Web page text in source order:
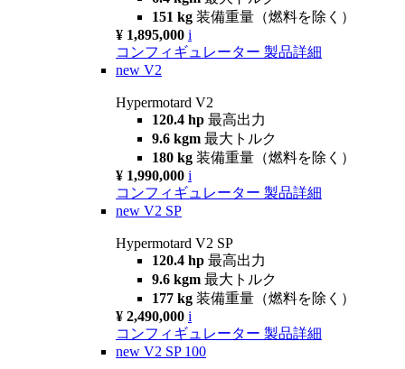
151 kg 装備重量（燃料を除く）
¥ 1,895,000 i
コンフィギュレーター 製品詳細
new V2
Hypermotard V2
120.4 hp 最高出力
9.6 kgm 最大トルク
180 kg 装備重量（燃料を除く）
¥ 1,990,000 i
コンフィギュレーター 製品詳細
new V2 SP
Hypermotard V2 SP
120.4 hp 最高出力
9.6 kgm 最大トルク
177 kg 装備重量（燃料を除く）
¥ 2,490,000 i
コンフィギュレーター 製品詳細
new V2 SP 100